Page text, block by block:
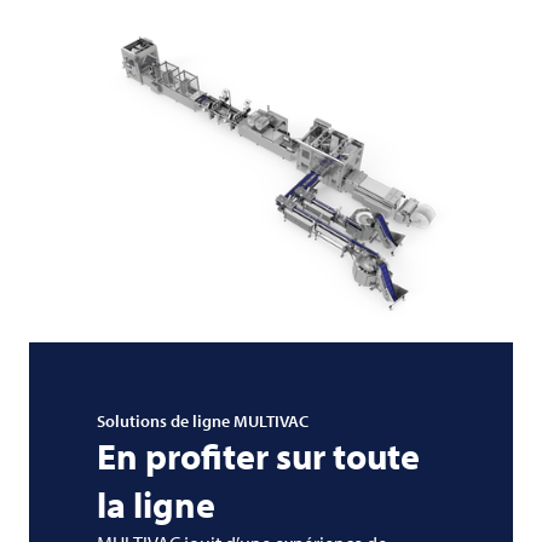
Solutions de ligneMULTIVAC
En profiter sur toute
la ligne